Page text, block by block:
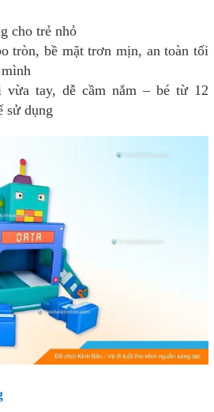
cho trẻ nhỏ
tròn, bề mặt trơn mịn, an toàn tối
tay, dễ cầm nắm – bé từ 12
sử dụng